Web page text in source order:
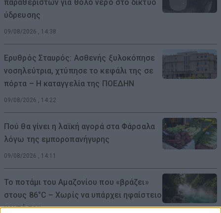
παραθεριστών για θολό νερό στο δίκτυο
ύδρευσης
09/08/2026 , 14:38
Ερυθρός Σταυρός: Ασθενής ξυλοκόπησε
νοσηλεύτρια, χτύπησε το κεφάλι της σε
πόρτα – Η καταγγελία της ΠΟΕΔΗΝ
09/08/2026 , 14:22
Πού θα γίνει η λαϊκή αγορά στα Φάρσαλα
λόγω της εμποροπανήγυρης
09/08/2026 , 14:11
Το ποτάμι του Αμαζονίου που «βράζει»
στους 86°C – Χωρίς να υπάρχει ηφαίστειο
κοντά του